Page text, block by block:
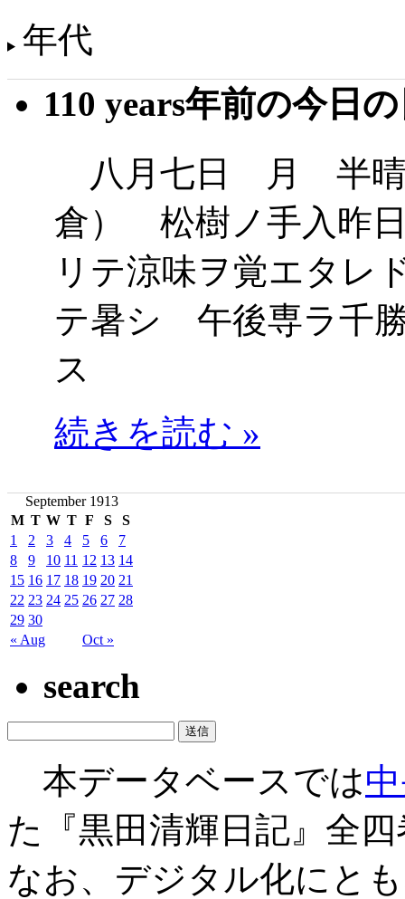
年代
110 years年前の今日
八月七日 月 半晴
倉） 松樹ノ手入昨
リテ涼味ヲ覚エタレ
テ暑シ 午後専ラ千
ス
続きを読む »
September 1913
M T W T F S S
« Aug Oct »
1 2 3 4 5 6
7
8
9 10 11 12 13 14
15 16 17 18 19 20 21
22 23 24 25 26 27 28
29 30
search
本データベースでは
た『黒田清輝日記』全
なお、デジタル化にと